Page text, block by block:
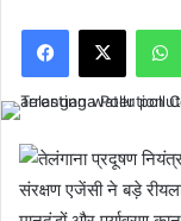
Facebook
X